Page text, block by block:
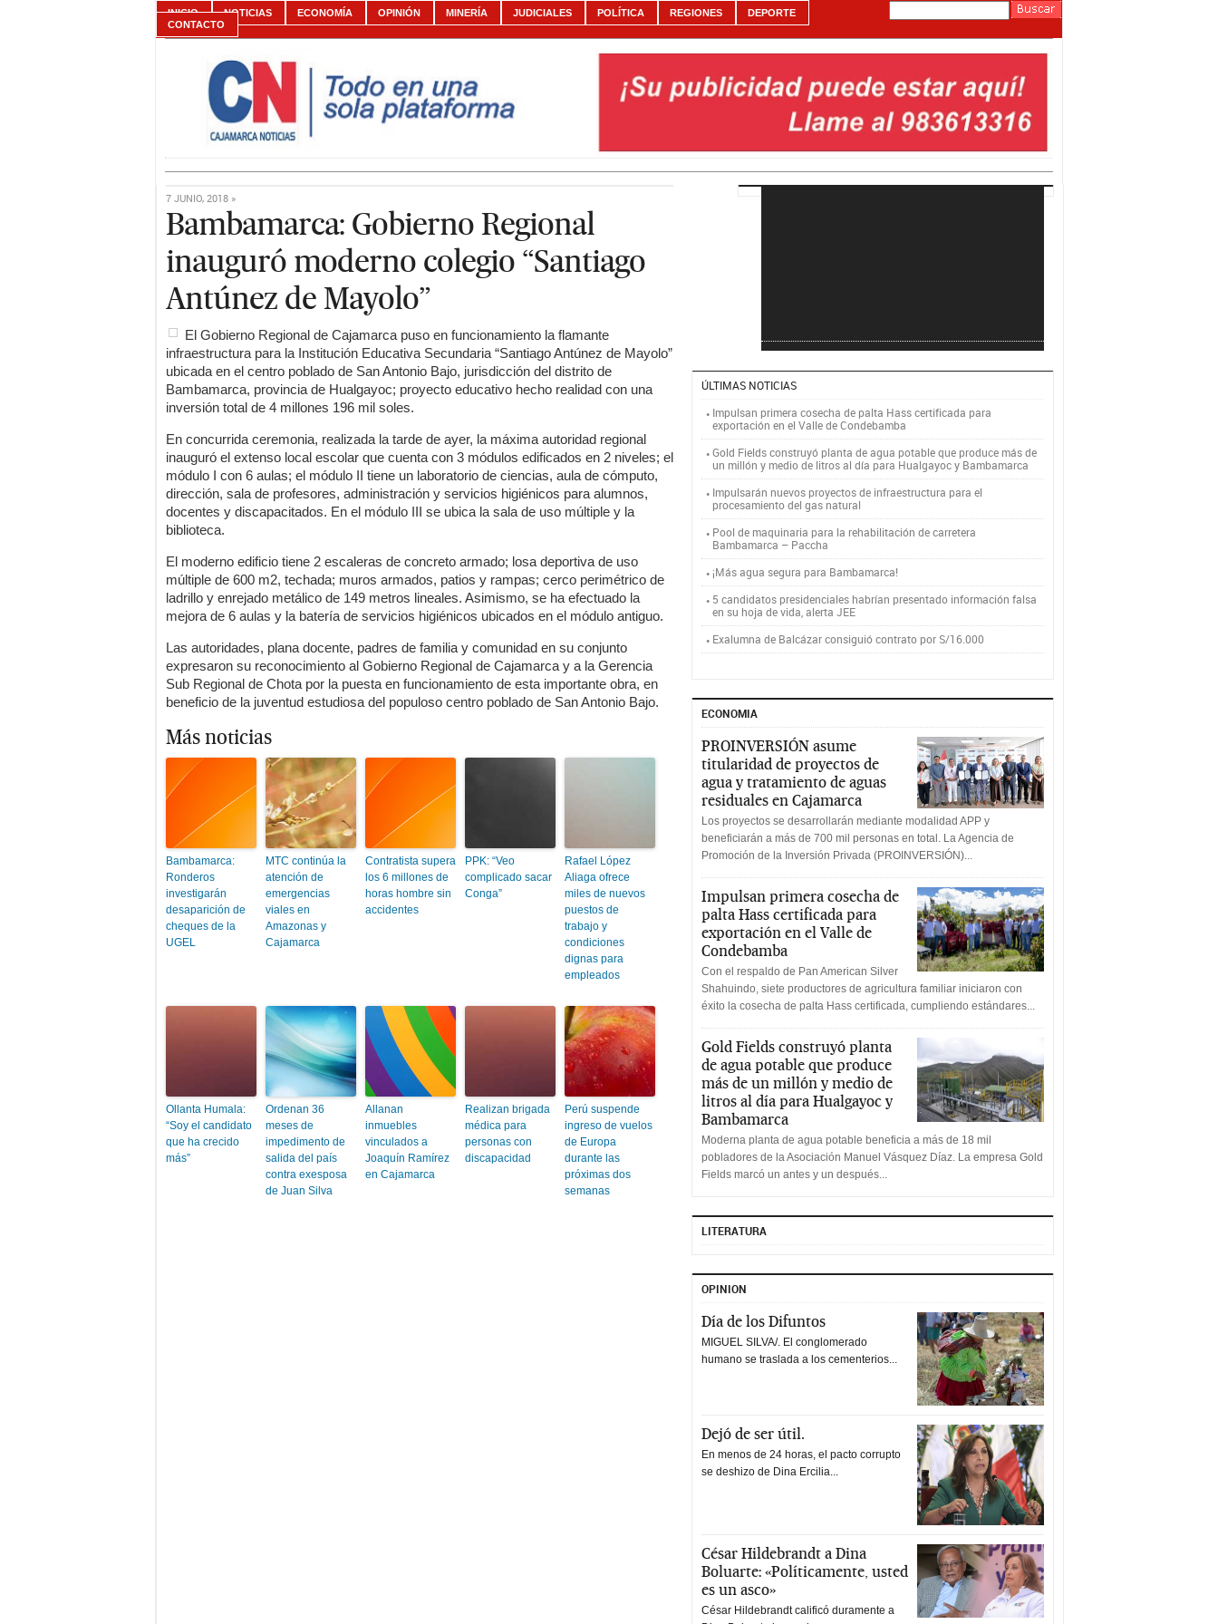
INICIO NOTICIAS ECONOMÍA OPINIÓN MINERÍA JUDICIALES POLÍTICA REGIONES
DEPORTE
CONTACTO
7 JUNIO, 2018 »
Bambamarca: Gobierno Regional
inauguró moderno colegio “Santiago
Antúnez de Mayolo”
El Gobierno Regional de Cajamarca puso en funcionamiento la flamante
infraestructura para la Institución Educativa Secundaria “Santiago Antúnez de Mayolo”
ubicada en el centro poblado de San Antonio Bajo, jurisdicción del distrito de
Bambamarca, provincia de Hualgayoc; proyecto educativo hecho realidad con una
inversión total de 4 millones 196 mil soles.
En concurrida ceremonia, realizada la tarde de ayer, la máxima autoridad regional
inauguró el extenso local escolar que cuenta con 3 módulos edificados en 2 niveles; el
módulo I con 6 aulas; el módulo II tiene un laboratorio de ciencias, aula de cómputo,
dirección, sala de profesores, administración y servicios higiénicos para alumnos,
docentes y discapacitados. En el módulo III se ubica la sala de uso múltiple y la
biblioteca.
El moderno edificio tiene 2 escaleras de concreto armado; losa deportiva de uso
múltiple de 600 m2, techada; muros armados, patios y rampas; cerco perimétrico de
ladrillo y enrejado metálico de 149 metros lineales. Asimismo, se ha efectuado la
mejora de 6 aulas y la batería de servicios higiénicos ubicados en el módulo antiguo.
Las autoridades, plana docente, padres de familia y comunidad en su conjunto
expresaron su reconocimiento al Gobierno Regional de Cajamarca y a la Gerencia
Sub Regional de Chota por la puesta en funcionamiento de esta importante obra, en
beneficio de la juventud estudiosa del populoso centro poblado de San Antonio Bajo.
Más noticias
Bambamarca:
Ronderos
investigarán
desaparición de
cheques de la
UGEL
MTC continúa la
atención de
emergencias
viales en
Amazonas y
Cajamarca
Contratista supera
los 6 millones de
horas hombre sin
accidentes
PPK: “Veo
complicado sacar
Conga”
Rafael López
Aliaga ofrece
miles de nuevos
puestos de
trabajo y
condiciones
dignas para
empleados
Ollanta Humala:
“Soy el candidato
que ha crecido
más”
Ordenan 36
meses de
impedimento de
salida del país
contra exesposa
de Juan Silva
Allanan
inmuebles
vinculados a
Joaquín Ramírez
en Cajamarca
Realizan brigada
médica para
personas con
discapacidad
Perú suspende
ingreso de vuelos
de Europa
durante las
próximas dos
semanas
ÚLTIMAS NOTICIAS
Impulsan primera cosecha de palta Hass certificada para
exportación en el Valle de Condebamba
Gold Fields construyó planta de agua potable que produce más de
un millón y medio de litros al día para Hualgayoc y Bambamarca
Impulsarán nuevos proyectos de infraestructura para el
procesamiento del gas natural
Pool de maquinaria para la rehabilitación de carretera
Bambamarca – Paccha
¡Más agua segura para Bambamarca!
5 candidatos presidenciales habrían presentado información falsa
en su hoja de vida, alerta JEE
Exalumna de Balcázar consiguió contrato por S/16.000
ECONOMIA
PROINVERSIÓN asume
titularidad de proyectos de
agua y tratamiento de aguas
residuales en Cajamarca
Los proyectos se desarrollarán mediante modalidad APP y
beneficiarán a más de 700 mil personas en total. La Agencia de
Promoción de la Inversión Privada (PROINVERSIÓN)...
Impulsan primera cosecha de
palta Hass certificada para
exportación en el Valle de
Condebamba
Con el respaldo de Pan American Silver
Shahuindo, siete productores de agricultura familiar iniciaron con
éxito la cosecha de palta Hass certificada, cumpliendo estándares...
Gold Fields construyó planta
de agua potable que produce
más de un millón y medio de
litros al día para Hualgayoc y
Bambamarca
Moderna planta de agua potable beneficia a más de 18 mil
pobladores de la Asociación Manuel Vásquez Díaz. La empresa Gold
Fields marcó un antes y un después...
LITERATURA
OPINION
Día de los Difuntos
MIGUEL SILVA/. El conglomerado
humano se traslada a los cementerios...
Dejó de ser útil.
En menos de 24 horas, el pacto corrupto
se deshizo de Dina Ercilia...
César Hildebrandt a Dina
Boluarte: «Políticamente, usted
es un asco»
César Hildebrandt calificó duramente a